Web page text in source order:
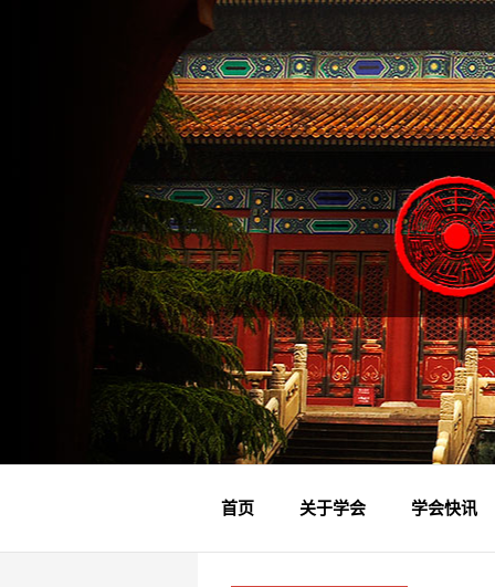
首页 关于学会
学会简介
章程制度
领导成员
理事名单
专家委员会
学术专家
学会会标
学会年鉴
学会快讯
学会动态
文物要闻